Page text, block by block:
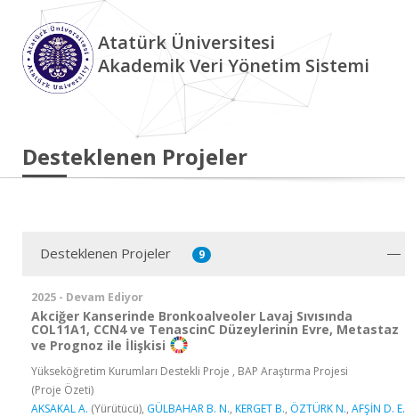
Atatürk Üniversitesi
Akademik Veri Yönetim Sistemi
Desteklenen Projeler
Desteklenen Projeler 9
2025 - Devam Ediyor
Akciğer Kanserinde Bronkoalveoler Lavaj Sıvısında
COL11A1, CCN4 ve TenascinC Düzeylerinin Evre, Metastaz
ve Prognoz ile İlişkisi
Yükseköğretim Kurumları Destekli Proje , BAP Araştırma Projesi
(Proje Özeti)
AKSAKAL A. (Yürütücü), GÜLBAHAR B. N., KERGET B., ÖZTÜRK N., AFŞİN D. E.